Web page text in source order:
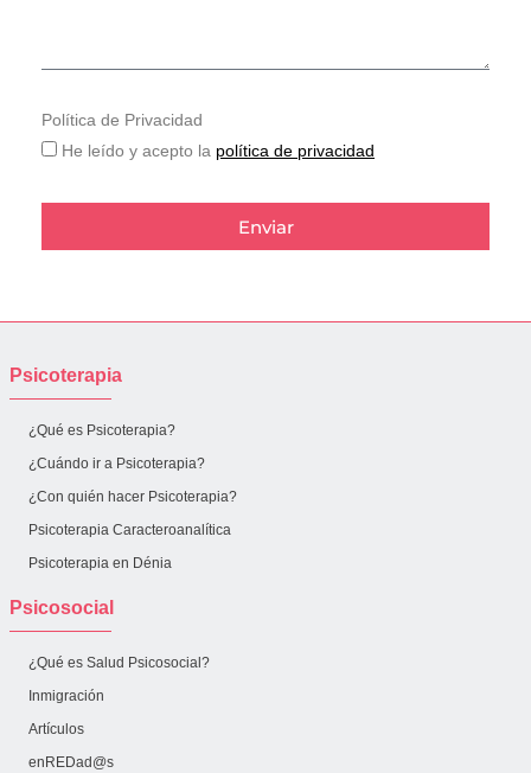
Política de Privacidad
He leído y acepto la política de privacidad
Enviar
Psicoterapia
¿Qué es Psicoterapia?
¿Cuándo ir a Psicoterapia?
¿Con quién hacer Psicoterapia?
Psicoterapia Caracteroanalítica
Psicoterapia en Dénia
Psicosocial
¿Qué es Salud Psicosocial?
Inmigración
Artículos
enREDad@s